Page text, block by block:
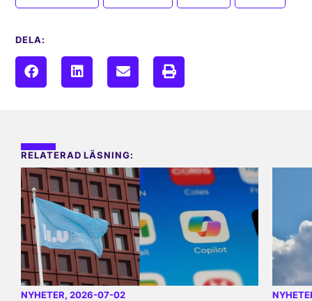
DELA:
RELATERAD LÄSNING:
NYHETER, 2026-07-02